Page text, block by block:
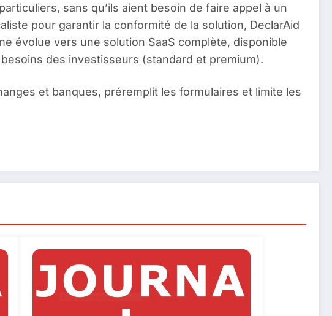
sans qu’ils aient besoin de faire appel à un
pour garantir la conformité de la solution, DeclarAid
évolue vers une solution SaaS complète, disponible
des investisseurs (standard et premium).
et banques, préremplit les formulaires et limite les